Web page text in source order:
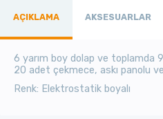
AÇIKLAMA AKSESUARLAR
6 yarım boy dolap ve toplamda
20 adet çekmece, askı panolu
Renk: Elektrostatik boyalı